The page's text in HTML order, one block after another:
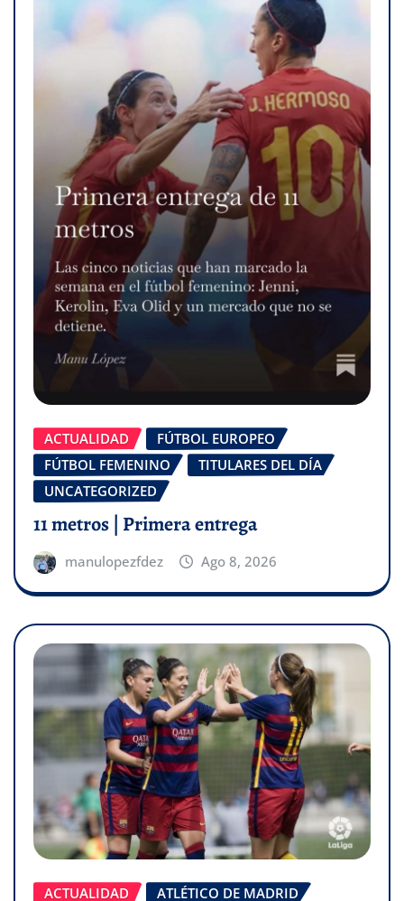
ACTUALIDAD
FÚTBOL EUROPEO
FÚTBOL FEMENINO
TITULARES DEL DÍA
UNCATEGORIZED
11 metros | Primera entrega
manulopezfdez Ago 8, 2026
ACTUALIDAD ATLÉTICO DE MADRID